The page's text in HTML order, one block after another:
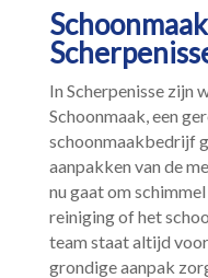
In Scherpenisse zijn
Schoonmaak, een
schoonmaakbedrijf
aanpakken van de
nu gaat om
reiniging of het
team staat altijd
grondige aanpak